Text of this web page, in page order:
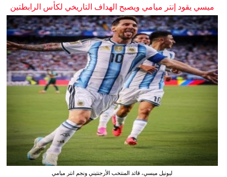
ميسي يقود إنتر ميامي ويصبح الهداف التاريخي لكأس الرابطتين
ليونيل ميسي، قائد المنتخب الأرجنتيني ونجم انتر ميامي